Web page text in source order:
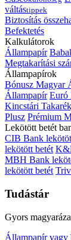
váltástippek
Biztosítás
Befektetés
Kalkulátorok
Állampapír
Megtakarítási
Állampapírok
Bónusz Magyar
Állampapír Euró
Kincstári
Plusz Prémium
Lekötött betét
CIB Bank
lekötött betét
MBH Bank
lekötött betét
Tudástár
Gyors
Állampapír vagy